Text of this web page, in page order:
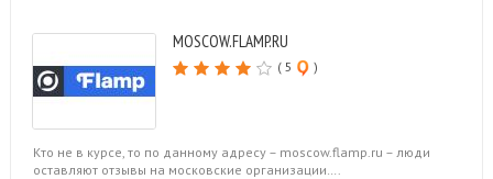
MOSCOW.FLAMP.RU
( 5 )
Кто не в курсе, то по данному адресу – moscow.flamp.ru – люди
оставляют отзывы на московские организации….